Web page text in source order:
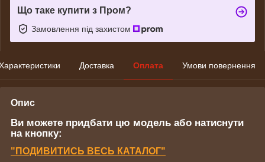
Що таке купити з Пром?
Замовлення під захистом
Доставка Оплата Умови повернення
Опис
Ви можете придбати цю модель або натиснути
на кнопку:
"ПОДИВИТИСЬ ВЕСЬ КАТАЛОГ"